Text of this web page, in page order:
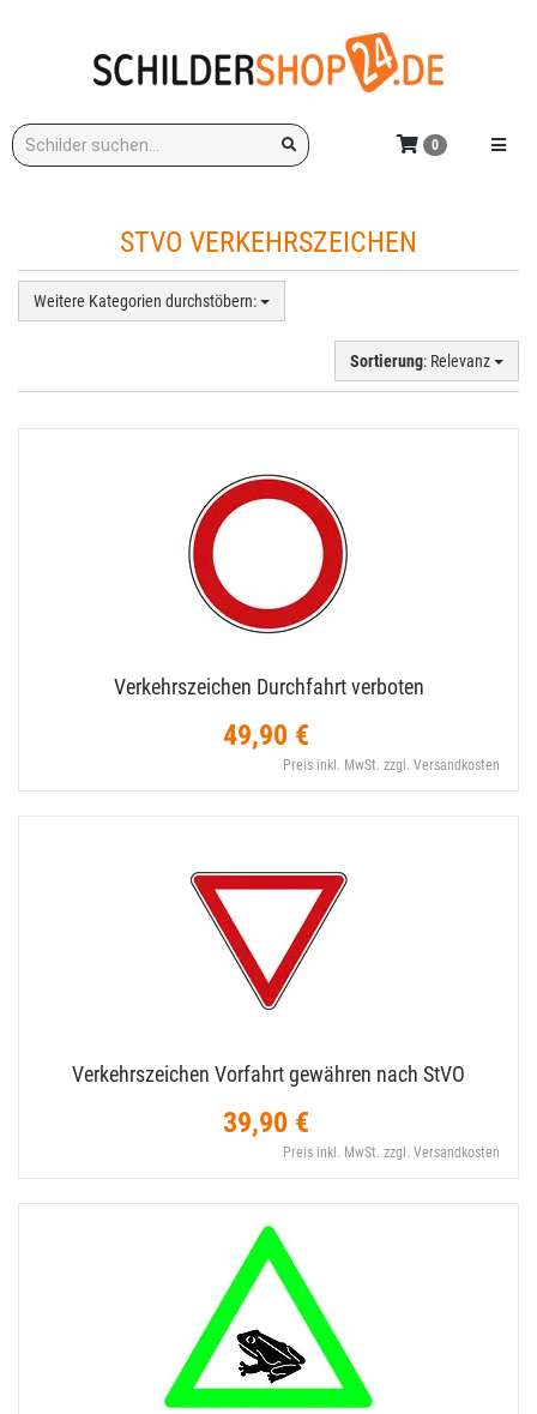
Stichwort: Menü
0
STVO VERKEHRSZEICHEN
Weitere Kategorien durchstöbern:
Sortierung: Relevanz
Verkehrszeichen Durchfahrt verboten
49,90 €
Preis inkl. MwSt. zzgl. Versandkosten
Verkehrszeichen Vorfahrt gewähren nach StVO
39,90 €
Preis inkl. MwSt. zzgl. Versandkosten